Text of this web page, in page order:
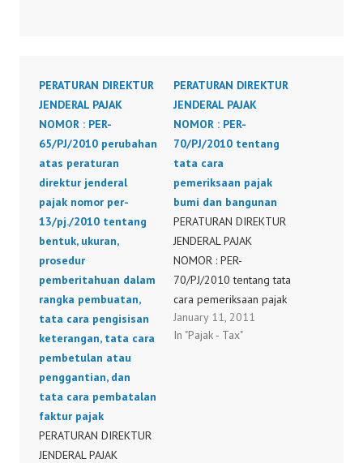
PERATURAN DIREKTUR
JENDERAL PAJAK
NOMOR : PER-
65/PJ/2010 perubahan
atas peraturan
direktur jenderal
pajak nomor per-
13/pj./2010 tentang
bentuk, ukuran,
prosedur
pemberitahuan dalam
rangka pembuatan,
tata cara pengisisan
keterangan, tata cara
pembetulan atau
penggantian, dan
tata cara pembatalan
faktur pajak
PERATURAN DIREKTUR
JENDERAL PAJAK
PERATURAN DIREKTUR
JENDERAL PAJAK
NOMOR : PER-
70/PJ/2010 tentang
tata cara
pemeriksaan pajak
bumi dan bangunan
PERATURAN DIREKTUR
JENDERAL PAJAK
NOMOR : PER-
70/PJ/2010 tentang tata
cara pemeriksaan pajak
bumi dan bangunan
January 11, 2011
In "Pajak - Tax"